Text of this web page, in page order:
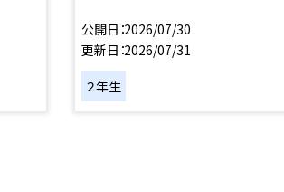
公開日 2026/07/30
更新日 2026/07/31
２年生